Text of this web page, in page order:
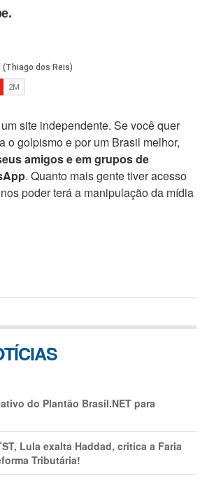
site independente. Se você quer
o golpismo e por um Brasil melhor,
amigos e em grupos de
. Quanto mais gente tiver acesso
poder terá a manipulação da mídia
do Plantão Brasil.NET para
Lula exalta Haddad, critica a Faria
Tributária!